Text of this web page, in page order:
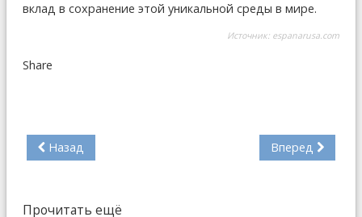
вклад в сохранение этой уникальной среды в мире.
Источник: espanarusa.com
Share
Назад Вперед
Прочитать ещё